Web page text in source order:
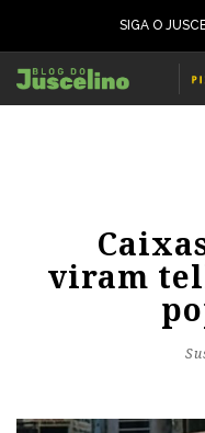
SIGA O
viram